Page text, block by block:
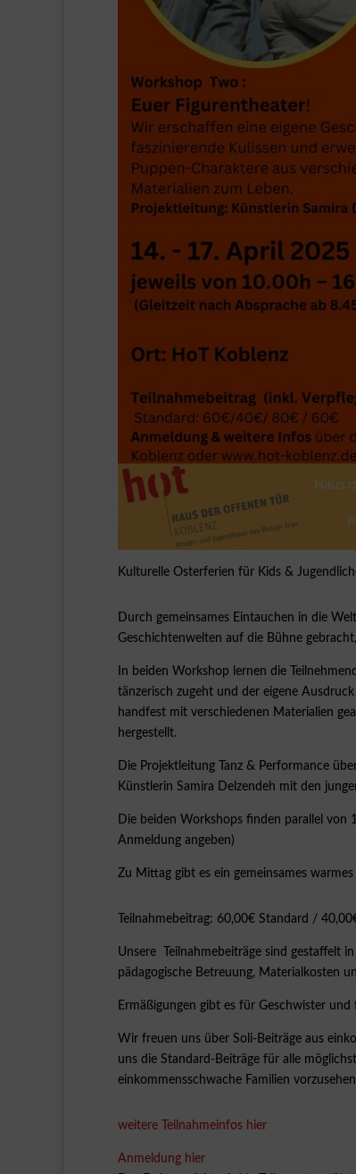
Kulturelle Osterferien für Kids &
Durch gemeinsames Eintauchen in die
Geschichtenwelten auf die Bühne
In beiden Workshop lernen die
tänzerisch zugeht und der eigene
handfest mit verschiedenen Materialien
hergestellt.
Die Projektleitung Tanz & Performance
Künstlerin Samira Delzendeh mit den
Die beiden Workshops finden parallel
Anmeldung angeben)
Zu Mittag gibt es ein gemeinsames
Teilnahmebeitrag: 60,00€ Standard /
Unsere Teilnahmebeiträge sind gestaffelt
pädagogische Betreuung, Materialkosten
Ermäßigungen gibt es für Geschwister
Wir freuen uns über Soli-Beiträge aus
uns die Standard-Beiträge für alle
einkommensschwache Familien
weitere Teilnahmeinfos hier
Anmeldung hier